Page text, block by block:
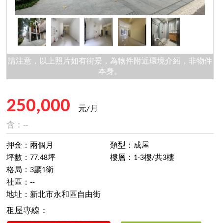
請注意，以上照片如有街景，為物件附近環境介紹，非物件
本身。
250,000
元/月
含：--
押金：兩個月
坪數：77.48坪
類型：成屋
樓層：1-3樓/共3樓
格局：3廳1衛
社區：--
地址：新北市永和區自由街
租屋專線：